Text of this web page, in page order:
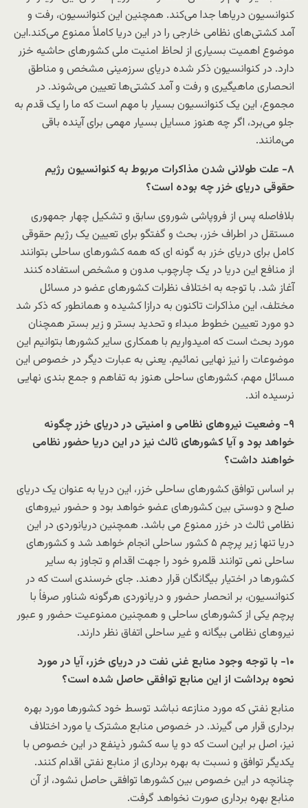
کنوانسیون دریاها جدا می‌کند. همچنین این کنوانسیون، رفت و
آمد کشتی‌های نظامی خارجی را در این دریا کاملاً ممنوع می‌کند.این
موضوع اهمیت بسیاری از لحاظ امنیت ملی کشورهای حاشیه خزر
دارد. در کنوانسیون ذکر شده دریای سرزمینی مشخص و مناطق
انحصاری ماهیگیری و رفت و آمد کشتی‌ها تعیین می‌شوند. در
مجموع، این یک کنوانسیون بسیار با مهم است که ما را یک قدم به
جلو می‌برد، اگر چه هنوز مسایل بسیار مهمی برای آینده باقی
می‌مانند.
۸- علت طولانی شدن مذاکرات مربوط به کنوانسیون رژیم
حقوقی دریای خزر چه بوده است؟
بلافاصله پس از فروپاشی شوروی سابق و تشکیل چهار جمهوری
مستقل در اطراف خزر، بحث و گفتگو برای تعیین یک رژیم حقوقی
کامل برای دریای خزر به گونه ای که همه کشورهای ساحلی بتوانند
از منافع این دریا در یک چارچوب مدون و مشخص استفاده کنند
آغاز شد. با توجه به اختلاف نظرات کشورهای عضو در مسائل
مختلف، این مذاکرات تاکنون به درازا کشیده و همانطور که ذکر شد
دو مورد تعیین خطوط مبداء و تحدید بستر و زیر بستر همچنان
مورد بحث است که امیدواریم با همکاری سایر کشورها بتوانیم این
موضوعات را نیز نهایی نمائیم. یعنی به عبارت دیگر در خصوص این
مسائل مهم، کشورهای ساحلی هنوز به تفاهم و جمع بندی نهایی
نرسیده اند.
۹- وضعیت نیروهای نظامی و امنیتی در دریای خزر چگونه
خواهد بود و آیا کشورهای ثالث نیز در این دریا حضور نظامی
خواهند داشت؟
بر اساس توافق کشورهای ساحلی خزر، این دریا به عنوان یک دریای
صلح و دوستی بین کشورهای عضو خواهد بود و حضور نیروهای
نظامی ثالث در خزر ممنوع می باشد. همچنین دریانوردی در این
دریا تنها زیر پرچم ۵ کشور ساحلی انجام خواهد شد و کشورهای
ساحلی نمی توانند قلمرو خود را جهت اقدام و تجاوز به سایر
کشورها در اختیار بیگانگان قرار دهند. جای خرسندی است که در
کنوانسیون، بر انحصار حضور و دریانوردی هرگونه شناور صرفاً با
پرچم یکی از کشورهای ساحلی و همچنین ممنوعیت حضور و عبور
نیروهای نظامی بیگانه و غیر ساحلی اتفاق نظر دارند.
۱۰- با توجه وجود منابع غنی نفت در دریای خزر، آیا در مورد
نحوه برداشت از این منابع توافقی حاصل شده است؟
منابع نفتی که مورد منازعه نباشد توسط خود کشورها مورد بهره
برداری قرار می گیرند. در خصوص منابع مشترک یا مورد اختلاف
نیز، اصل بر این است که دو یا سه کشور ذینفع در این خصوص با
یکدیگر توافق و نسبت به بهره برداری از منابع نفتی اقدام کنند.
چنانچه در این خصوص بین کشورها توافقی حاصل نشود، از آن
منابع بهره برداری صورت نخواهد گرفت.